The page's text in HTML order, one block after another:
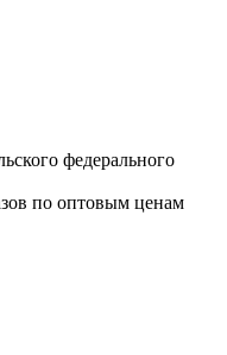
федерального
по оптовым ценам